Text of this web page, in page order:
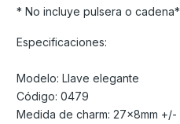
* No incluye pulsera o cadena*
Especificaciones:
Modelo: Llave elegante
Código: 0479
Medida de charm: 27x8mm +/-